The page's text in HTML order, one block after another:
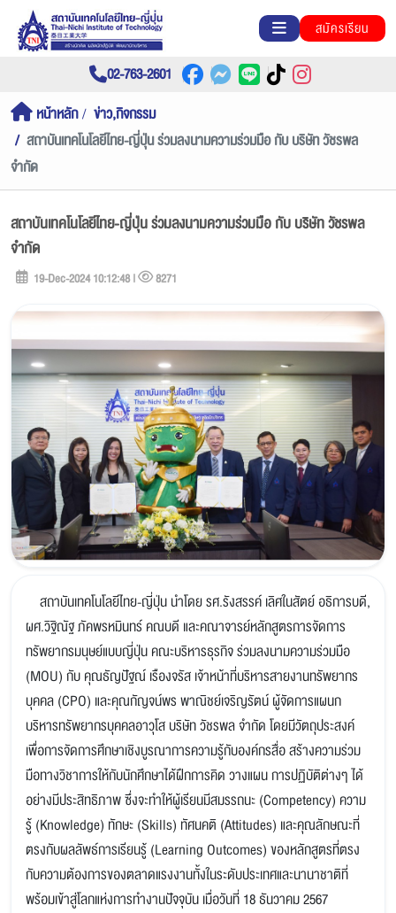
สมัครเรียน
02-763-2601
หน้าหลัก
ข่าว,กิจกรรม
สถาบันเทคโนโลยีไทย-ญี่ปุ่น ร่วมลงนามความร่วมมือ กับ บริษัท วัชรพล
จำกัด
สถาบันเทคโนโลยีไทย-ญี่ปุ่น ร่วมลงนามความร่วมมือ กับ บริษัท วัชรพล
จำกัด
19-Dec-2024 10:12:48 | 8271
สถาบันเทคโนโลยีไทย-ญี่ปุ่น นำโดย รศ.รังสรรค์ เลิศในสัตย์ อธิการบดี,
ผศ.วิฐิณัฐ ภัคพรหมินทร์ คณบดี และคณาจารย์หลักสูตรการจัดการ
ทรัพยากรมนุษย์แบบญี่ปุ่น คณะบริหารธุรกิจ ร่วมลงนามความร่วมมือ
(MOU) กับ คุณธัญปัฐณ์ เรืองจรัส เจ้าหน้าที่บริหารสายงานทรัพยากร
บุคคล (CPO) และคุณกัญจน์พร พาณิชย์เจริญรัตน์ ผู้จัดการแผนก
บริหารทรัพยากรบุคคลอาวุโส บริษัท วัชรพล จำกัด โดยมีวัตถุประสงค์
เพื่อการจัดการศึกษาเชิงบูรณาการความรู้กับองค์กรสื่อ สร้างความร่วม
มือทางวิชาการให้กับนักศึกษาได้ฝึกการคิด วางแผน การปฏิบัติต่างๆ ได้
อย่างมีประสิทธิภาพ ซึ่งจะทำให้ผู้เรียนมีสมรรถนะ (Competency) ความ
รู้ (Knowledge) ทักษะ (Skills) ทัศนคติ (Attitudes) และคุณลักษณะที่
ตรงกับผลลัพธ์การเรียนรู้ (Learning Outcomes) ของหลักสูตรที่ตรง
กับความต้องการของตลาดแรงงานทั้งในระดับประเทศและนานาชาติที่
พร้อมเข้าสู่โลกแห่งการทํางานปัจจุบัน เมื่อวันที่ 18 ธันวาคม 2567